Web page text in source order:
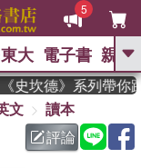
5
GO
、 The Odyssey
、 暑期推薦 、
李登輝時代 、 數學
大 電子書 親子
坎德》系列帶你踏
文
讀本
評論